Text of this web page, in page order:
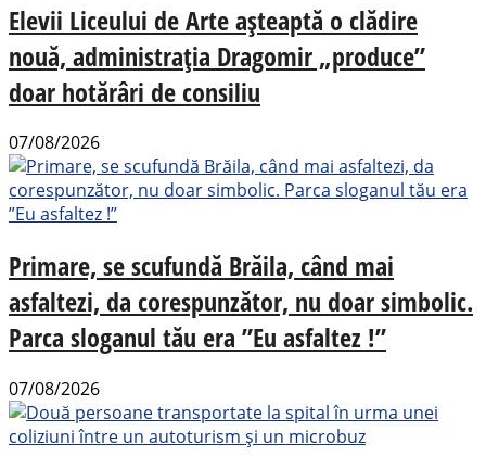
Elevii Liceului de Arte așteaptă o clădire
nouă, administrația Dragomir „produce”
doar hotărâri de consiliu
07/08/2026
Primare, se scufundă Brăila, când mai
asfaltezi, da corespunzător, nu doar simbolic.
Parca sloganul tău era ”Eu asfaltez !”
07/08/2026